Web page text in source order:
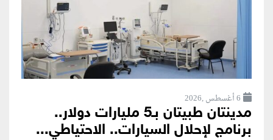
6 أغسطس ,2026
مدينتان طبيتان بـ5 مليارات دولار..
برنامج لإحلال السيارات.. الاحتياطي...